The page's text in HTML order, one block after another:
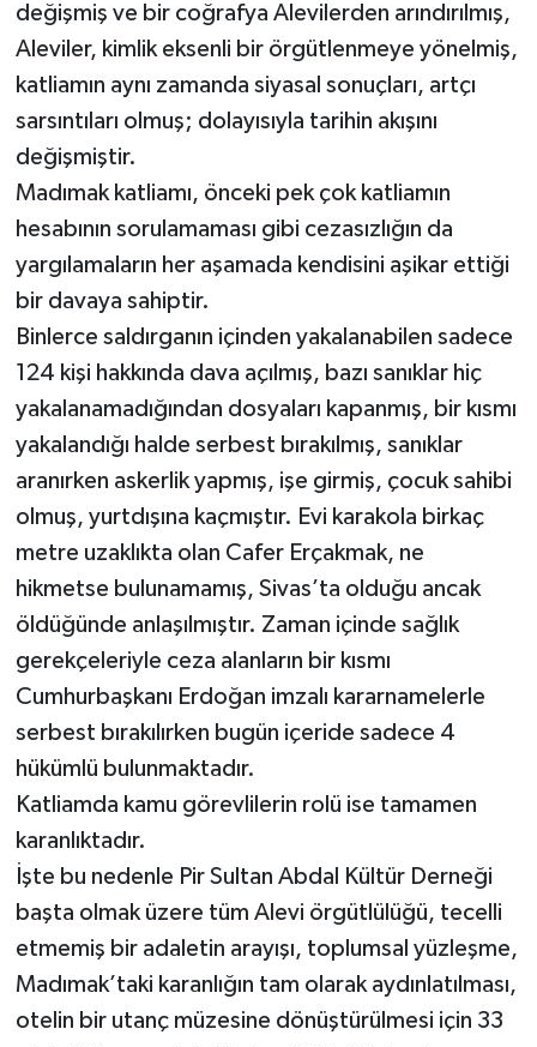
değişmiş ve bir coğrafya Alevilerden arındırılmış,
Aleviler, kimlik eksenli bir örgütlenmeye yönelmiş,
katliamın aynı zamanda siyasal sonuçları, artçı
sarsıntıları olmuş; dolayısıyla tarihin akışını
değişmiştir.
Madımak katliamı, önceki pek çok katliamın
hesabının sorulamaması gibi cezasızlığın da
yargılamaların her aşamada kendisini aşikar ettiği
bir davaya sahiptir.
Binlerce saldırganın içinden yakalanabilen sadece
124 kişi hakkında dava açılmış, bazı sanıklar hiç
yakalanamadığından dosyaları kapanmış, bir kısmı
yakalandığı halde serbest bırakılmış, sanıklar
aranırken askerlik yapmış, işe girmiş, çocuk sahibi
olmuş, yurtdışına kaçmıştır. Evi karakola birkaç
metre uzaklıkta olan Cafer Erçakmak, ne
hikmetse bulunamamış, Sivas’ta olduğu ancak
öldüğünde anlaşılmıştır. Zaman içinde sağlık
gerekçeleriyle ceza alanların bir kısmı
Cumhurbaşkanı Erdoğan imzalı kararnamelerle
serbest bırakılırken bugün içeride sadece 4
hükümlü bulunmaktadır.
Katliamda kamu görevlilerin rolü ise tamamen
karanlıktadır.
İşte bu nedenle Pir Sultan Abdal Kültür Derneği
başta olmak üzere tüm Alevi örgütlülüğü, tecelli
etmemiş bir adaletin arayışı, toplumsal yüzleşme,
Madımak’taki karanlığın tam olarak aydınlatılması,
otelin bir utanç müzesine dönüştürülmesi için 33